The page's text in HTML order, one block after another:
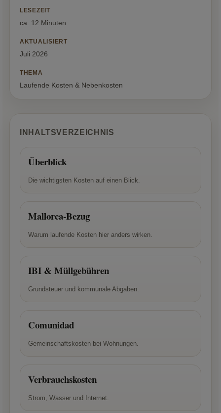
LESEZEIT
ca. 12 Minuten
AKTUALISIERT
Juli 2026
THEMA
Laufende Kosten & Nebenkosten
INHALTSVERZEICHNIS
Überblick
Die wichtigsten Kosten auf einen Blick.
Mallorca-Bezug
Warum laufende Kosten hier anders wirken.
IBI & Müllgebühren
Grundsteuer und kommunale Abgaben.
Comunidad
Gemeinschaftskosten bei Wohnungen.
Verbrauchskosten
Strom, Wasser und Internet.